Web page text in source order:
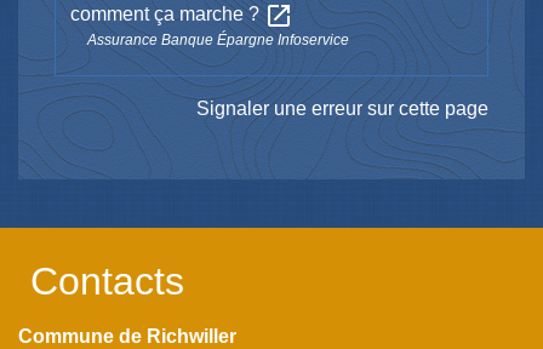
comment ça marche ?open_in_new
Assurance Banque Épargne Infoservice
Signaler une erreur sur cette page
Contacts
Commune de Richwiller